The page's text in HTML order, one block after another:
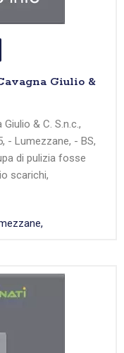
Giulio &
& C. S.n.c.,
- Lumezzane, - BS,
di pulizia fosse
scarichi,